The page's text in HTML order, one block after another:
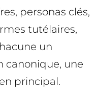
personas clés,
tutélaires,
un
canonique, une
principal.